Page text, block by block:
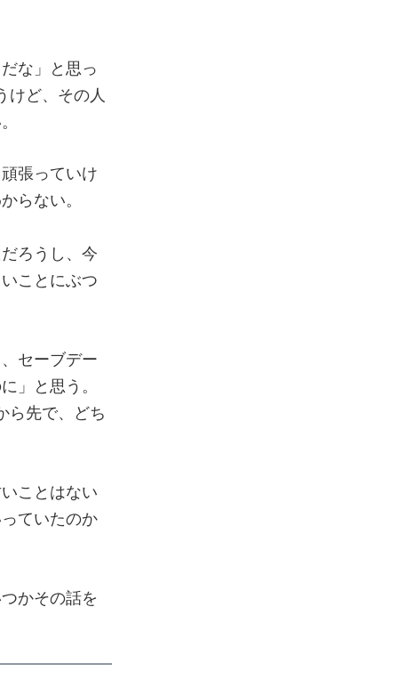
な」と思っ
けど、その人
張っていけ
らない。
ろうし、今
ことにぶつ
セーブデー
」と思う。
ら先で、どち
ことはない
ていたのか
かその話を